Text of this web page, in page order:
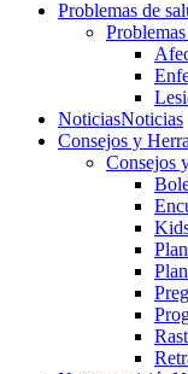
Problemas de
NoticiasNoticias
Consejos y
Consejos